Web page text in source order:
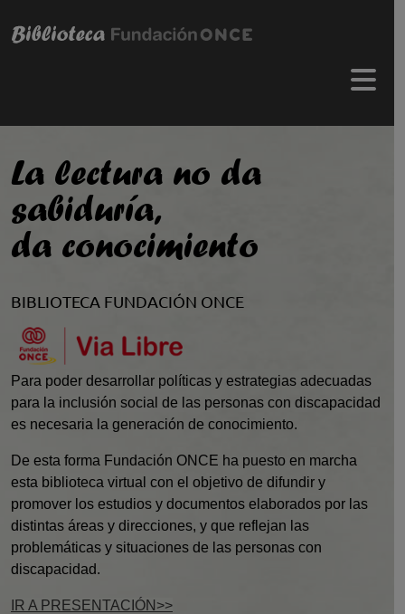
La lectura no da
sabiduría,
da conocimiento
BIBLIOTECA FUNDACIÓN ONCE
Para poder desarrollar políticas y estrategias adecuadas
para la inclusión social de las personas con discapacidad
es necesaria la generación de conocimiento.
De esta forma Fundación ONCE ha puesto en marcha
esta biblioteca virtual con el objetivo de difundir y
promover los estudios y documentos elaborados por las
distintas áreas y direcciones, y que reflejan las
problemáticas y situaciones de las personas con
discapacidad.
IR A PRESENTACIÓN